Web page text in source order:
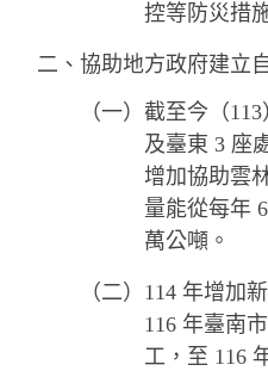
控等防災措
二、協助地方政府建立
（一）截至今（
及臺東 3 座
增加協助雲
量能從每年
萬公噸。
（二）114 年增加
116 年臺南
工，至 116